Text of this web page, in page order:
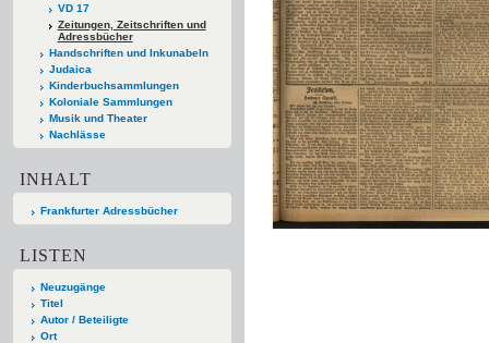
VD 17
Zeitungen, Zeitschriften und
Adressbücher
Handschriften und Inkunabeln
Judaica
Kinderbuchsammlungen
Koloniale Sammlungen
Musik und Theater
Nachlässe
INHALT
Frankfurter Adressbücher
LISTEN
Neuzugänge
Titel
Autor / Beteiligte
Ort